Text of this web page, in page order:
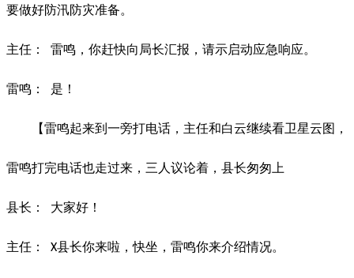
要做好防汛防灾准备。
主任： 雷鸣，你赶快向局长汇报，请示启动应急响应。
雷鸣： 是！
【雷鸣起来到一旁打电话，主任和白云继续看卫星云图，
雷鸣打完电话也走过来，三人议论着，县长匆匆上
县长： 大家好！
主任： X县长你来啦，快坐，雷鸣你来介绍情况。